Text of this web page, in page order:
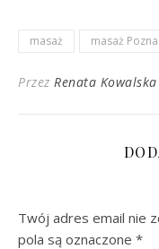
masaż masaż
Przez Renata Kowalska
Twój adres email nie
pola są oznaczone *